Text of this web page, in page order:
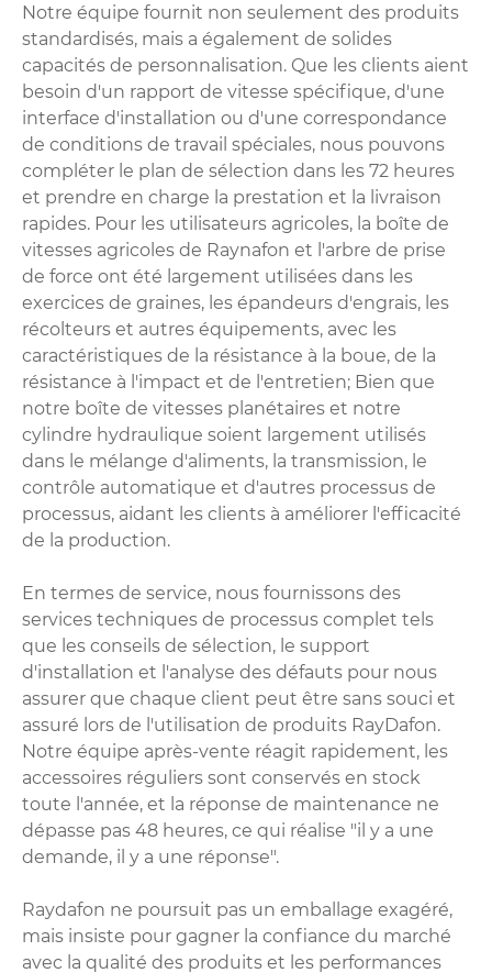
Notre équipe fournit non seulement des produits
standardisés, mais a également de solides
capacités de personnalisation. Que les clients aient
besoin d'un rapport de vitesse spécifique, d'une
interface d'installation ou d'une correspondance
de conditions de travail spéciales, nous pouvons
compléter le plan de sélection dans les 72 heures
et prendre en charge la prestation et la livraison
rapides. Pour les utilisateurs agricoles, la boîte de
vitesses agricoles de Raynafon et l'arbre de prise
de force ont été largement utilisées dans les
exercices de graines, les épandeurs d'engrais, les
récolteurs et autres équipements, avec les
caractéristiques de la résistance à la boue, de la
résistance à l'impact et de l'entretien; Bien que
notre boîte de vitesses planétaires et notre
cylindre hydraulique soient largement utilisés
dans le mélange d'aliments, la transmission, le
contrôle automatique et d'autres processus de
processus, aidant les clients à améliorer l'efficacité
de la production.
En termes de service, nous fournissons des
services techniques de processus complet tels
que les conseils de sélection, le support
d'installation et l'analyse des défauts pour nous
assurer que chaque client peut être sans souci et
assuré lors de l'utilisation de produits RayDafon.
Notre équipe après-vente réagit rapidement, les
accessoires réguliers sont conservés en stock
toute l'année, et la réponse de maintenance ne
dépasse pas 48 heures, ce qui réalise "il y a une
demande, il y a une réponse".
Raydafon ne poursuit pas un emballage exagéré,
mais insiste pour gagner la confiance du marché
avec la qualité des produits et les performances